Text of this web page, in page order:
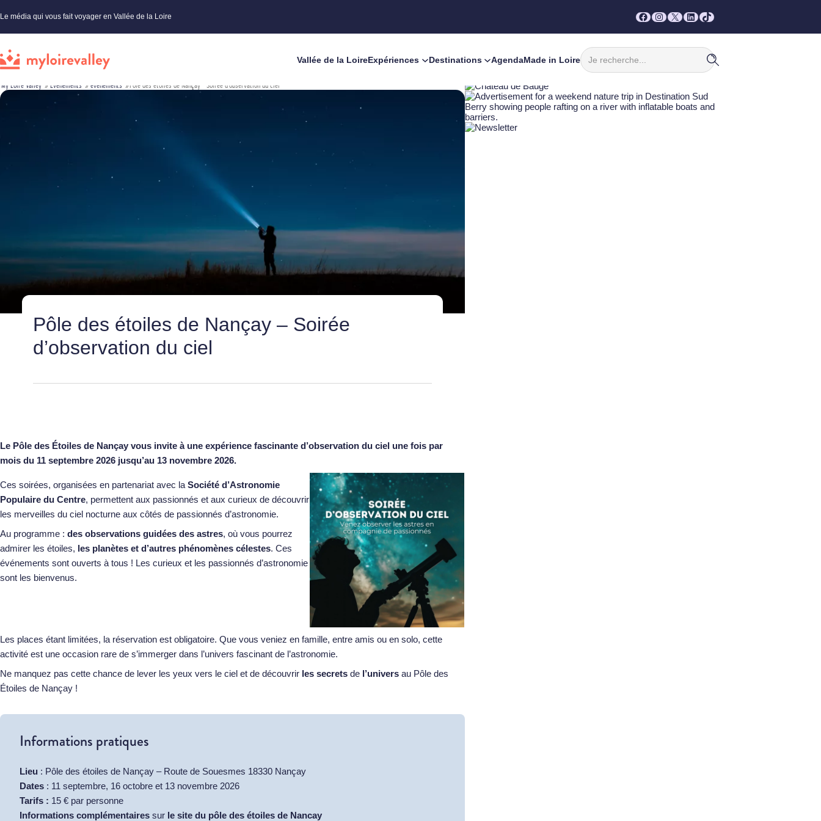
Le média qui vous fait voyager en Vallée de la Loire Facebook
Instagram
X LinkedIn
TikTok
Vallée de la LoireExpériences Destinations AgendaMade in Loire
Rechercher
My Loire Valley » Évènements » événements »Pôle des étoiles de Nançay – Soirée d’observation du ciel
Pôle des étoiles de Nançay – Soirée
d’observation du ciel
Le Pôle des Étoiles de Nançay vous invite à une expérience fascinante d’observation du ciel une fois par
mois du 11 septembre 2026 jusqu’au 13 novembre 2026.
Ces soirées, organisées en partenariat avec la Société d’Astronomie
Populaire du Centre, permettent aux passionnés et aux curieux de découvrir
les merveilles du ciel nocturne aux côtés de passionnés d’astronomie.
Au programme : des observations guidées des astres, où vous pourrez
admirer les étoiles, les planètes et d’autres phénomènes célestes. Ces
événements sont ouverts à tous ! Les curieux et les passionnés d’astronomie
sont les bienvenus.
Les places étant limitées, la réservation est obligatoire. Que vous veniez en famille, entre amis ou en solo, cette
activité est une occasion rare de s’immerger dans l’univers fascinant de l’astronomie.
Ne manquez pas cette chance de lever les yeux vers le ciel et de découvrir les secrets de l’univers au Pôle des
Étoiles de Nançay !
Informations pratiques
Lieu : Pôle des étoiles de Nançay – Route de Souesmes 18330 Nançay
Dates : 11 septembre, 16 octobre et 13 novembre 2026
Tarifs : 15 € par personne
Informations complémentaires sur le site du pôle des étoiles de Nancay